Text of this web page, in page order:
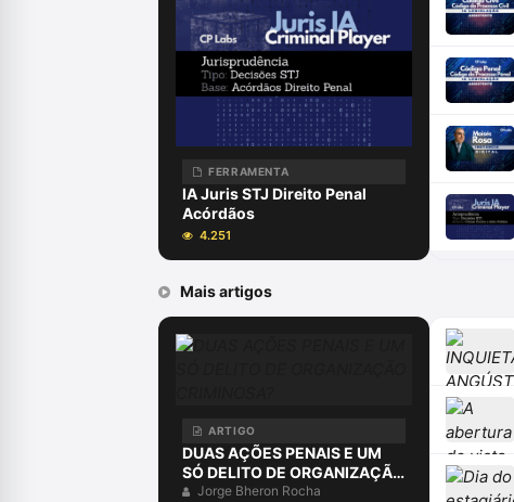
FERRAMENTA
IA Juris STJ Direito Penal
Acórdãos
4.251
Mais artigos
ARTIGO
DUAS AÇÕES PENAIS E UM
SÓ DELITO DE ORGANIZAÇÃO
CRIMINOSA?
Jorge Bheron Rocha